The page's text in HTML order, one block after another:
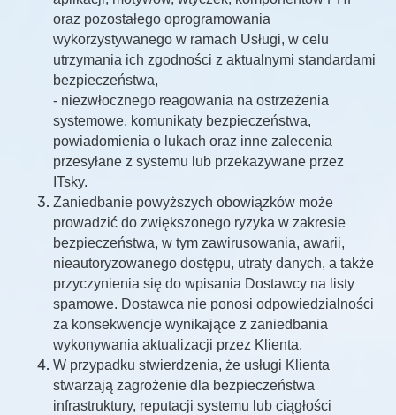
oraz pozostałego oprogramowania
wykorzystywanego w ramach Usługi, w celu
utrzymania ich zgodności z aktualnymi standardami
bezpieczeństwa,
- niezwłocznego reagowania na ostrzeżenia
systemowe, komunikaty bezpieczeństwa,
powiadomienia o lukach oraz inne zalecenia
przesyłane z systemu lub przekazywane przez
ITsky.
Zaniedbanie powyższych obowiązków może
prowadzić do zwiększonego ryzyka w zakresie
bezpieczeństwa, w tym zawirusowania, awarii,
nieautoryzowanego dostępu, utraty danych, a także
przyczynienia się do wpisania Dostawcy na listy
spamowe. Dostawca nie ponosi odpowiedzialności
za konsekwencje wynikające z zaniedbania
wykonywania aktualizacji przez Klienta.
W przypadku stwierdzenia, że usługi Klienta
stwarzają zagrożenie dla bezpieczeństwa
infrastruktury, reputacji systemu lub ciągłości